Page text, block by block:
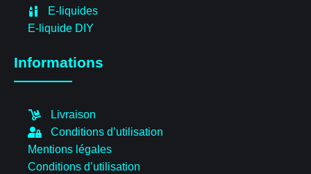
E-liquides
E-liquide DIY
Informations
Livraison
Conditions d’utilisation
Mentions légales
Conditions d’utilisation